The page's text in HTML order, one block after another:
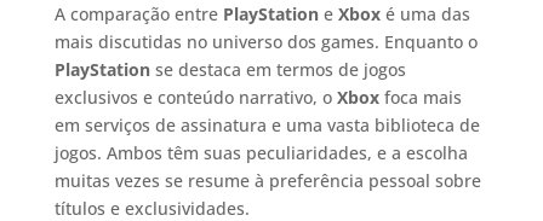
A comparação entre PlayStatione Xboxé uma das
mais discutidas no universo dos games. Enquanto o
PlayStationse destaca em termos de jogos
exclusivos e conteúdo narrativo, o Xboxfoca mais
em serviços de assinatura e uma vasta biblioteca de
jogos. Ambos têm suas peculiaridades, e a escolha
muitas vezes se resume à preferência pessoal sobre
títulos e exclusividades.